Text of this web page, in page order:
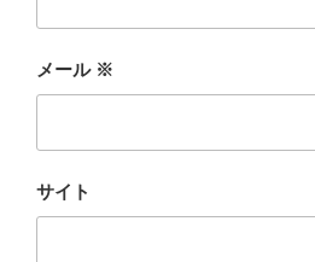
メール ※
サイト